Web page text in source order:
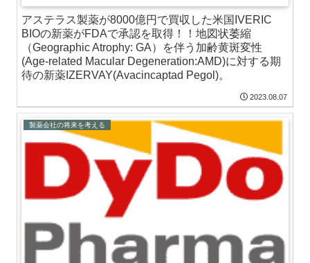
アステラス製薬が8000億円で買収した米国IVERIC
BIOの新薬がFDAで承認を取得！！地図状萎縮
（Geographic Atrophy: GA）を伴う加齢黄斑変性
(Age-related Macular Degeneration:AMD)に対する期
待の新薬IZERVAY(Avacincaptad Pegol)。
2023.08.07
製薬会社の将来を考える